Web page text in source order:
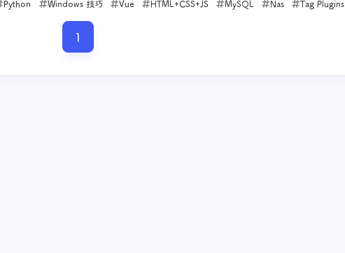
Python Windows 技巧 Vue HTML+CSS+JS MySQL Nas Tag Plugins
1